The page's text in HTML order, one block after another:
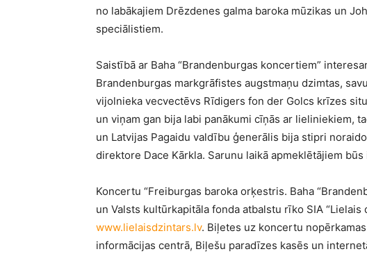
no labākajiem Drēzdenes galma baroka mūzikas un
speciālistiem.
Saistībā ar Baha “Brandenburgas koncertiem”
Brandenburgas markgrāfistes augstmaņu dzimtas,
vijolnieka vecvectēvs Rīdigers fon der Golcs krīzes
un viņam gan bija labi panākumi cīņās ar lieliniekiem,
un Latvijas Pagaidu valdību ģenerālis bija stipri
direktore Dace Kārkla. Sarunu laikā apmeklētājiem
Koncertu “Freiburgas baroka orķestris. Baha
un Valsts kultūrkapitāla fonda atbalstu rīko SIA “Lielais
www.lielaisdzintars.lv. Biļetes uz koncertu
informācijas centrā, Biļešu paradīzes kasēs un